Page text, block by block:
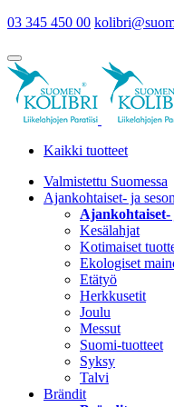
03 345 450 00
Kaikki tuotteet
Valmistettu Suomessa
Ajankohtaiset- ja
Ajankohtaiset-
Kesälahjat
Kotimaiset
Ekologiset
Etätyö
Herkkusetit
Joulu
Messut
Suomi-tuotteet
Syksy
Talvi
Brändit